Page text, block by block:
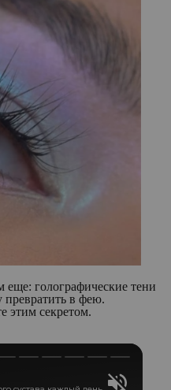
еще: голографические тени
в фею.
этим секретом.